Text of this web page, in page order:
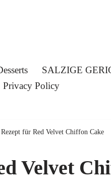
SALZIGE
Privacy Policy
Rezept für Red Velvet Chiffon Cake
Velvet